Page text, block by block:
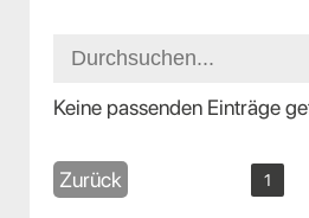
Keine passenden Einträge
Zurück 1